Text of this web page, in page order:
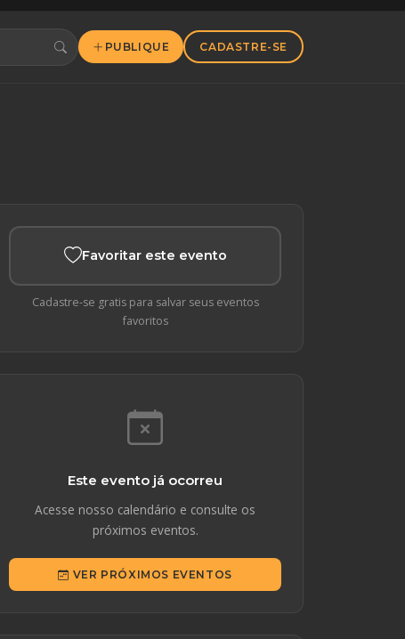
PUBLIQUE CADASTRE-SE
Favoritar este evento
Cadastre-se gratis para salvar seus eventos
favoritos
Este evento já ocorreu
Acesse nosso calendário e consulte os
próximos eventos.
VER PRÓXIMOS EVENTOS